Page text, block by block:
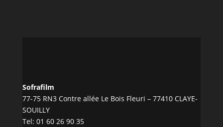
Sofrafilm
77-75 RN3 Contre allée Le Bois Fleuri – 77410 CLAYE-
SOUILLY
Tel: 01 60 26 90 35